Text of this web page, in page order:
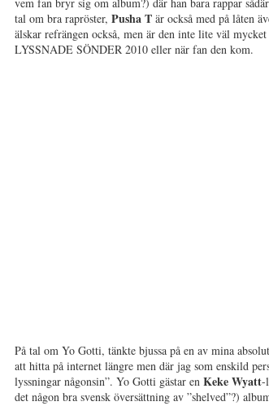
vem fan bryr sig om album?) där han bara rappar
tal om bra rapröster,Pusha T är också med på låten
älskar refrängen också, men är den inte lite väl
LYSSNADE SÖNDER 2010 eller när fan den kom.
På tal om Yo Gotti, tänkte bjussa på en av mina
att hitta på internet längre men där jag som enskild
lyssningar någonsin”. Yo Gotti gästar enKeke Wyatt-
det någon bra svensk översättning av ”shelved”?)